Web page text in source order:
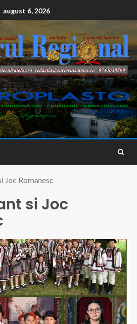
august 6, 2026
Joc Romanesc
si Joc